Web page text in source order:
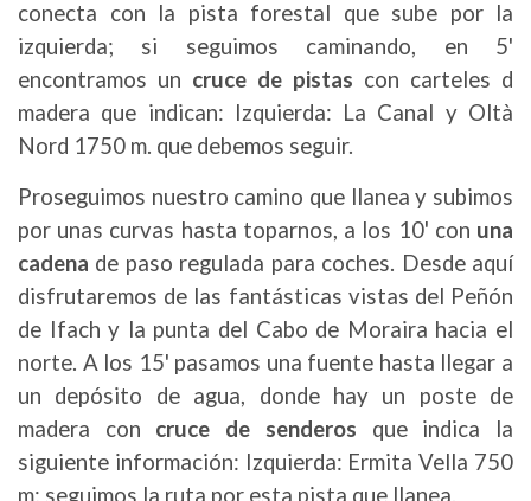
conecta con la pista forestal que sube por la
izquierda; si seguimos caminando, en 5'
encontramos un cruce de pistas con carteles d
madera que indican: Izquierda: La Canal y Oltà
Nord 1750 m. que debemos seguir.
Proseguimos nuestro camino que llanea y subimos
por unas curvas hasta toparnos, a los 10' con una
cadena de paso regulada para coches. Desde aquí
disfrutaremos de las fantásticas vistas del Peñón
de Ifach y la punta del Cabo de Moraira hacia el
norte. A los 15' pasamos una fuente hasta llegar a
un depósito de agua, donde hay un poste de
madera con cruce de senderos que indica la
siguiente información: Izquierda: Ermita Vella 750
m; seguimos la ruta por esta pista que llanea.